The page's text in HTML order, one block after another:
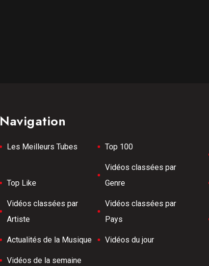
Navigation
Les Meilleurs Tubes Top 100
Top Like
Vidéos classées par
Genre
Vidéos classées par
Artiste
Vidéos classées par
Pays
Actualités de la Musique Vidéos du jour
Vidéos de la semaine